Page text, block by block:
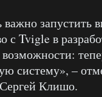
запустить
с Tvigle в
систему», –
Клишо.